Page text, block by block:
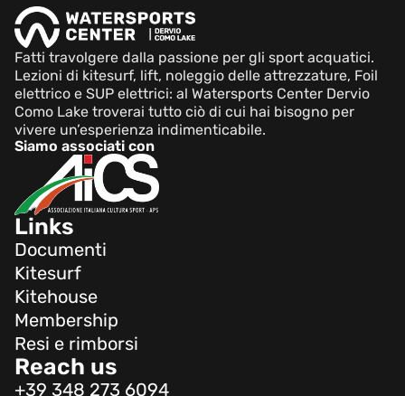
Fatti travolgere dalla passione per gli sport acquatici.
Lezioni di kitesurf, lift, noleggio delle attrezzature, Foil
elettrico e SUP elettrici: al Watersports Center Dervio
Como Lake troverai tutto ciò di cui hai bisogno per
vivere un’esperienza indimenticabile.
Siamo associati con
Links
Documenti
Kitesurf
Kitehouse
Membership
Resi e rimborsi
Reach us
+39 348 273 6094